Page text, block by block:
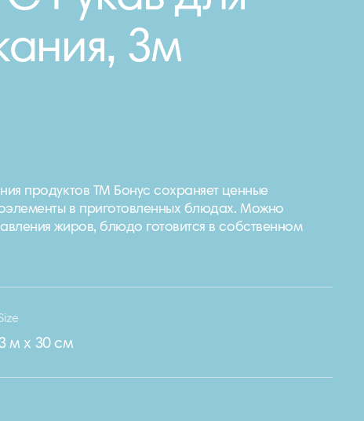
3м
продуктов ТМ Бонус сохраняет ценные
в приготовленных блюдах. Можно
жиров, блюдо готовится в собственном
м х 30 см